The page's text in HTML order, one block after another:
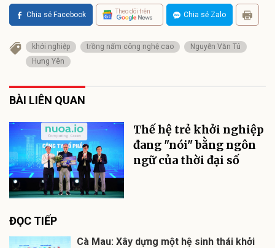
Chia sẻ Facebook Theo dõi trên Chia sẻ Zalo
khởi nghiệp trồng nấm công nghệ cao
Nguyễn Văn Tú
Hưng Yên
BÀI LIÊN QUAN
Thế hệ trẻ khởi nghiệp
đang "nói" bằng ngôn
ngữ của thời đại số
ĐỌC TIẾP
Cà Mau: Xây dựng một hệ sinh thái khởi